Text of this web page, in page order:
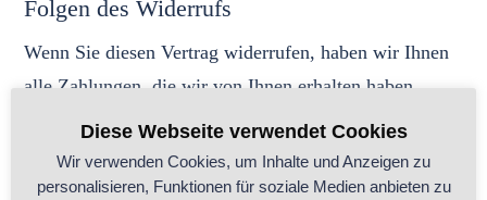
Folgen des Widerrufs
Wenn Sie diesen Vertrag widerrufen, haben wir Ihnen
alle Zahlungen, die wir von Ihnen erhalten haben,
einschließlich der Lieferkosten (mit Ausnahme der
zusätzlichen Kosten, die sich daraus ergeben, dass Sie
eine andere Art der Lieferung als die von uns
Diese Webseite verwendet Cookies
Wir verwenden Cookies, um Inhalte und Anzeigen zu
personalisieren, Funktionen für soziale Medien anbieten zu